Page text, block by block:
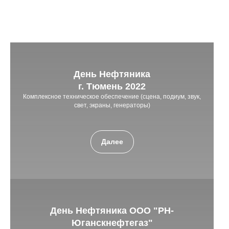
День Нефтяника
г. Тюмень 2022
Комплексное техническое обеспечение (сцена, подиум, звук,
свет, экраны, генераторы)
Далее
День Нефтяника ООО "РН-
Юганскнефтегаз"